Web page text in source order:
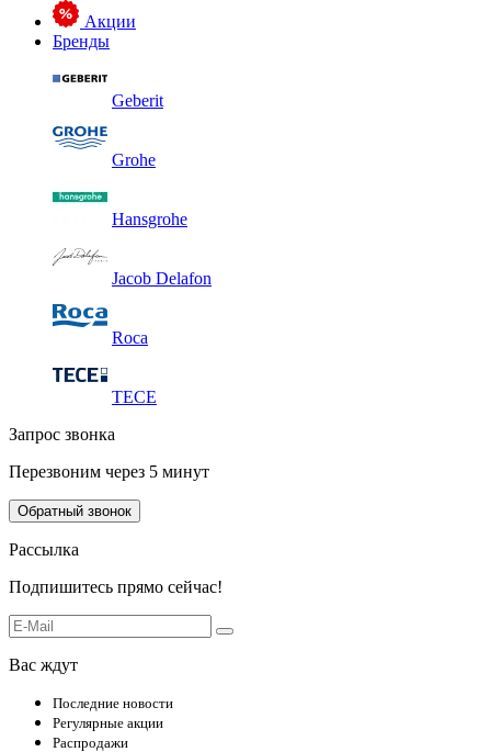
Акции
Бренды
Geberit
Grohe
Hansgrohe
Jacob Delafon
Roca
TECE
Запрос звонка
Перезвоним через 5 минут
Обратный звонок
Рассылка
Подпишитесь прямо сейчас!
Вас ждут
Последние новости
Регулярные акции
Распродажи